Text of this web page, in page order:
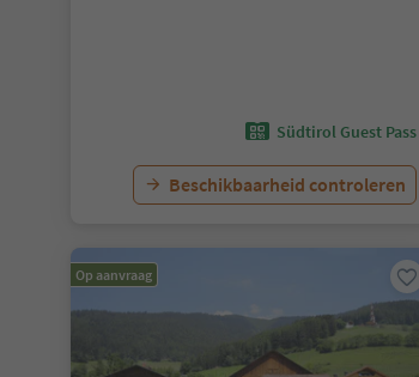
Südtirol Guest Pass
Beschikbaarheid controleren
Op aanvraag